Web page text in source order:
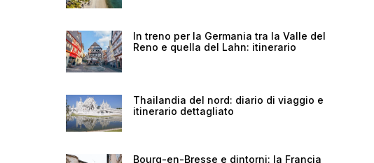
In treno per la Germania tra la Valle del
Reno e quella del Lahn: itinerario
Thailandia del nord: diario di viaggio e
itinerario dettagliato
Bourg-en-Bresse e dintorni: la Francia